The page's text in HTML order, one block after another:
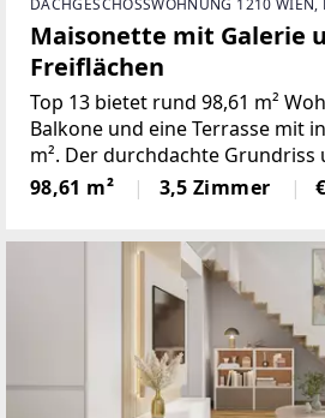
DACHGESCHOSSWOHNUNG 1210 WIEN,
Maisonette mit Galerie
Freiflächen
Top 13 bietet rund 98,61 m²
Balkone und eine Terrasse mit
m². Der durchdachte
Zimmer und verbindet eine
gut nutzbaren Privat- und
98,61 m² 3,5 Zimmer